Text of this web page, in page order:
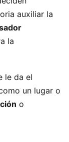
auxiliar la
la
le da el
un lugar o
o